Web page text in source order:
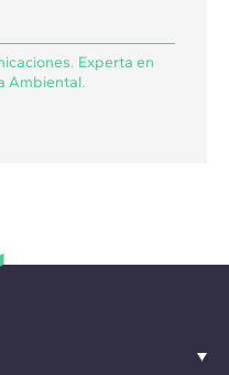
Experta en
Ambiental.